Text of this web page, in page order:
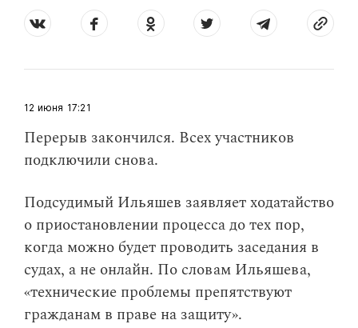
17:21
12 июня
Перерыв закончился. Всех участников
подключили снова.
Подсудимый Ильяшев заявляет ходатайство
о приостановлении процесса до тех пор,
когда можно будет проводить заседания в
судах, а не онлайн. По словам Ильяшева,
«технические проблемы препятствуют
гражданам в праве на защиту».